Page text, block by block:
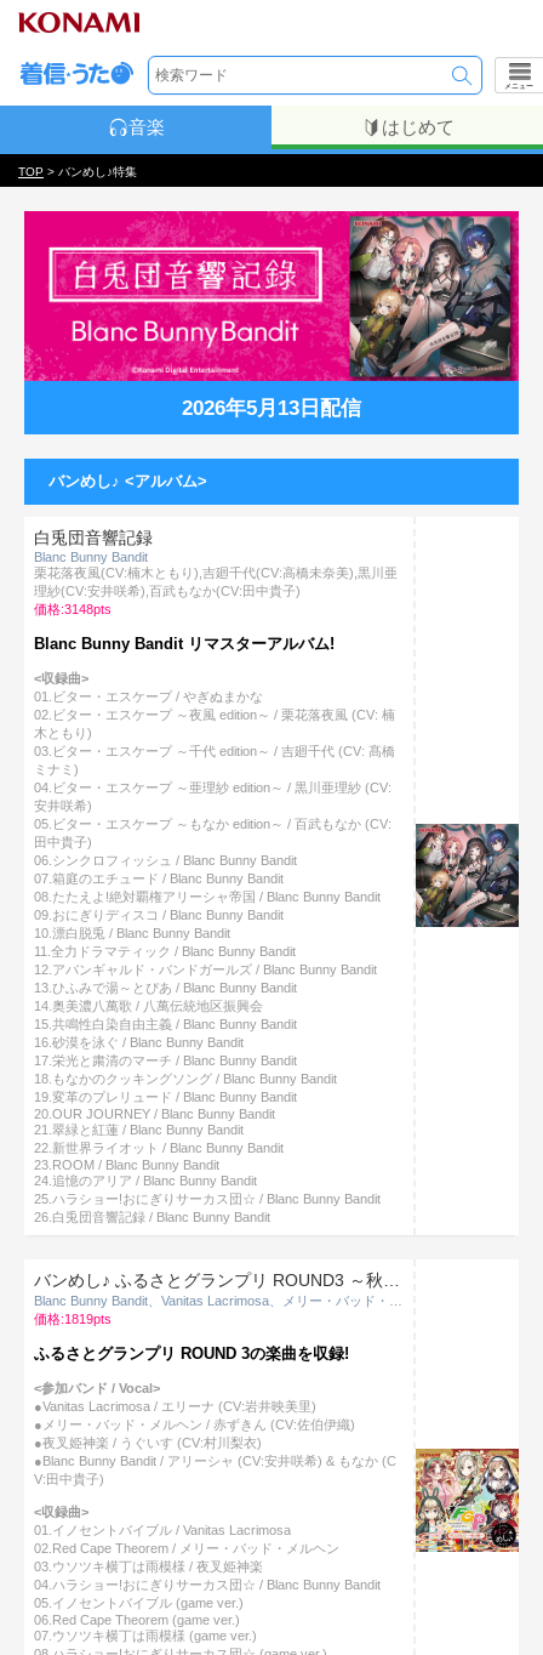
メニュー
音楽 はじめて
TOP > バンめし♪特集
2026年5月13日配信
バンめし♪ <アルバム>
白兎団音響記録
Blanc Bunny Bandit
栗花落夜風(CV:楠木ともり),吉廻千代(CV:高橋未奈美),黒川亜
理紗(CV:安井咲希),百武もなか(CV:田中貴子)
価格:3148pts
Blanc Bunny Bandit リマスターアルバム!
<収録曲>
01.ビター・エスケープ / やぎぬまかな
02.ビター・エスケープ ～夜風 edition～ / 栗花落夜風 (CV: 楠
木ともり)
03.ビター・エスケープ ～千代 edition～ / 吉廻千代 (CV: 髙橋
ミナミ)
04.ビター・エスケープ ～亜理紗 edition～ / 黒川亜理紗 (CV:
安井咲希)
05.ビター・エスケープ ～もなか edition～ / 百武もなか (CV:
田中貴子)
06.シンクロフィッシュ / Blanc Bunny Bandit
07.箱庭のエチュード / Blanc Bunny Bandit
08.たたえよ!絶対覇権アリーシャ帝国 / Blanc Bunny Bandit
09.おにぎりディスコ / Blanc Bunny Bandit
10.漂白脱兎 / Blanc Bunny Bandit
11.全力ドラマティック / Blanc Bunny Bandit
12.アバンギャルド・バンドガールズ / Blanc Bunny Bandit
13.ひふみで湯～とぴあ / Blanc Bunny Bandit
14.奥美濃八萬歌 / 八萬伝統地区振興会
15.共鳴性白染自由主義 / Blanc Bunny Bandit
16.砂漠を泳ぐ / Blanc Bunny Bandit
17.栄光と粛清のマーチ / Blanc Bunny Bandit
18.もなかのクッキングソング / Blanc Bunny Bandit
19.変革のプレリュード / Blanc Bunny Bandit
20.OUR JOURNEY / Blanc Bunny Bandit
21.翠緑と紅蓮 / Blanc Bunny Bandit
22.新世界ライオット / Blanc Bunny Bandit
23.ROOM / Blanc Bunny Bandit
24.追憶のアリア / Blanc Bunny Bandit
25.ハラショー!おにぎりサーカス団☆ / Blanc Bunny Bandit
26.白兎団音響記録 / Blanc Bunny Bandit
価格:1819pts
ふるさとグランプリ ROUND 3の楽曲を収録!
<参加バンド / Vocal>
●Vanitas Lacrimosa / エリーナ (CV:岩井映美里)
●メリー・バッド・メルヘン / 赤ずきん (CV:佐伯伊織)
●夜叉姫神楽 / うぐいす (CV:村川梨衣)
●Blanc Bunny Bandit / アリーシャ (CV:安井咲希) & もなか (C
V:田中貴子)
<収録曲>
01.イノセントバイブル / Vanitas Lacrimosa
02.Red Cape Theorem / メリー・バッド・メルヘン
03.ウソツキ横丁は雨模様 / 夜叉姫神楽
04.ハラショー!おにぎりサーカス団☆ / Blanc Bunny Bandit
05.イノセントバイブル (game ver.)
06.Red Cape Theorem (game ver.)
07.ウソツキ横丁は雨模様 (game ver.)